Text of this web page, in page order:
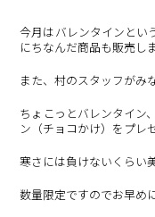
今月はバレンタインとい
にちなんだ商品も販売し
また、村のスタッフがみ
ちょこっとバレンタイン
ン（チョコかけ）をプレ
寒さには負けないくらい
数量限定ですのでお早め